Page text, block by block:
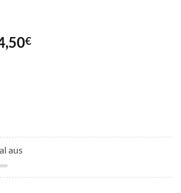
€Aktueller
aus